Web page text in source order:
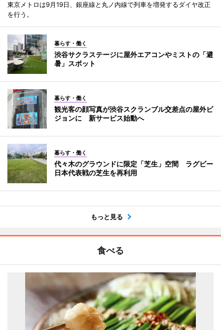
東京メトロは9月19日、銀座線と丸ノ内線で列車を増発するダイヤ改正
を行う。
暮らす・働く
渋谷サクラステージに屋外エアコンやミストの「避
暑」スポット
暮らす・働く
観光客の顔写真が渋谷スクランブル交差点の屋外ビ
ジョンに 新サービス始動へ
暮らす・働く
代々木のグラウンドに限定「芝生」空間 ラグビー
日本代表戦の芝生を再利用
もっと見る
食べる